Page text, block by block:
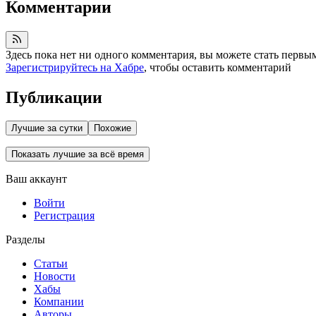
Комментарии
Здесь пока нет ни одного комментария, вы можете стать
Зарегистрируйтесь на Хабре, чтобы оставить комментарий
Публикации
Лучшие за сутки Похожие
Показать лучшие за всё время
Ваш аккаунт
Войти
Регистрация
Разделы
Статьи
Новости
Хабы
Компании